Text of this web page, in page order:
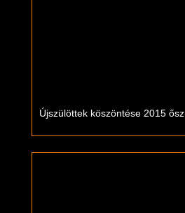
Újszülöttek köszöntése 2015 ősz